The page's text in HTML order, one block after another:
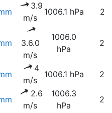
3.9
m/s
1006.1 hPa
3.6.0
m/s
1006.0
hPa
4
m/s
1006.1 hPa
2.6
m/s
1006.3
hPa